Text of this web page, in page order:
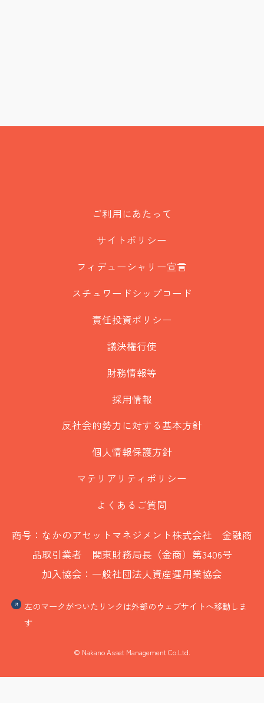
ご利用にあたって
サイトポリシー
フィデューシャリー宣言
スチュワードシップコード
責任投資ポリシー
議決権行使
財務情報等
採用情報
反社会的勢力に対する基本方針
個人情報保護方針
マテリアリティポリシー
よくあるご質問
商号：なかのアセットマネジメント株式会社 金融商
品取引業者 関東財務局長（金商）第3406号
加入協会：一般社団法人資産運用業協会
左のマークがついたリンクは外部のウェブサイトへ移動しま
す
© Nakano Asset Management Co.Ltd.